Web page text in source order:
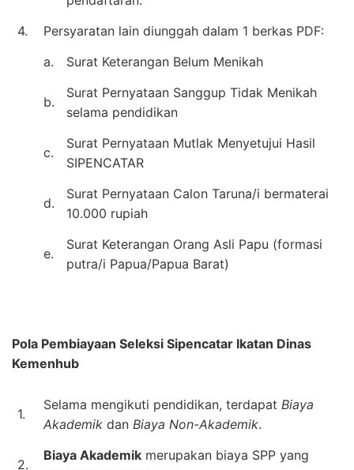
4.
Persyaratan lain diunggah dalam 1 berkas PDF:
a.
Surat Keterangan Belum Menikah
b.
Surat Pernyataan Sanggup Tidak Menikah
selama pendidikan
c.
Surat Pernyataan Mutlak Menyetujui Hasil
SIPENCATAR
d.
Surat Pernyataan Calon Taruna/i bermaterai
10.000 rupiah
e.
Surat Keterangan Orang Asli Papu (formasi
putra/i Papua/Papua Barat)
Pola Pembiayaan Seleksi Sipencatar Ikatan Dinas
Kemenhub
1.
Selama mengikuti pendidikan, terdapat Biaya
Akademik dan Biaya Non-Akademik.
2.
Biaya Akademik merupakan biaya SPP yang